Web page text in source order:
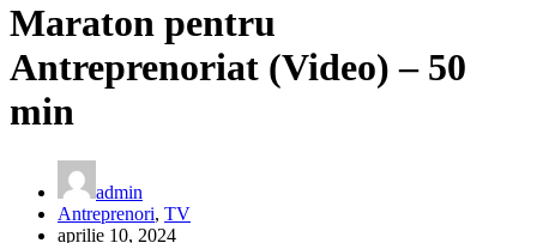
Maraton pentru
Antreprenoriat (Video) – 50
min
admin
Antreprenori, TV
aprilie 10, 2024